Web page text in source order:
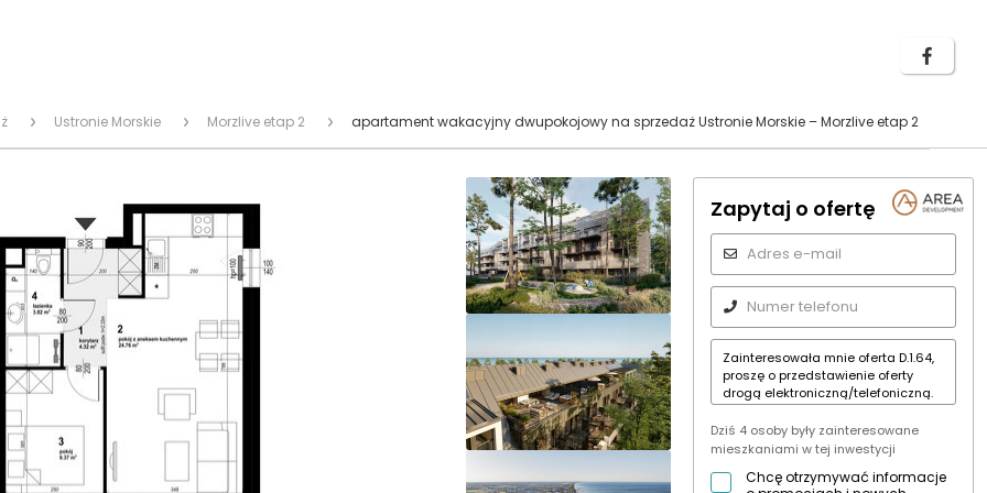
Ustronie Morskie Morzlive etap 2 apartament wakacyjny dwupokojowy na sprzedaż Ustronie Morskie – Morzlive etap 2
Zapytaj o ofertę
Dziś 4 osoby były zainteresowane
mieszkaniami w tej inwestycji
Chcę otrzymywać informacje